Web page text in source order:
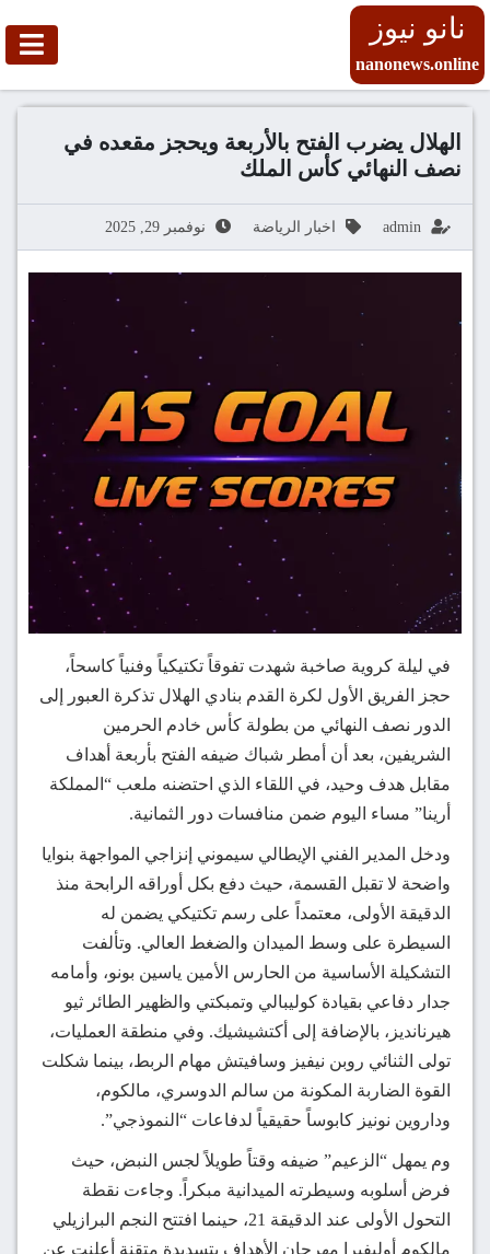
نانو نيوز
nanonews.online
الهلال يضرب الفتح بالأربعة ويحجز مقعده في
نصف النهائي كأس الملك
admin اخبار الرياضة نوفمبر 29, 2025
في ليلة كروية صاخبة شهدت تفوقاً تكتيكياً وفنياً كاسحاً،
حجز الفريق الأول لكرة القدم بنادي الهلال تذكرة العبور إلى
الدور نصف النهائي من بطولة كأس خادم الحرمين
الشريفين، بعد أن أمطر شباك ضيفه الفتح بأربعة أهداف
مقابل هدف وحيد، في اللقاء الذي احتضنه ملعب “المملكة
أرينا” مساء اليوم ضمن منافسات دور الثمانية.
ودخل المدير الفني الإيطالي سيموني إنزاجي المواجهة بنوايا
واضحة لا تقبل القسمة، حيث دفع بكل أوراقه الرابحة منذ
الدقيقة الأولى، معتمداً على رسم تكتيكي يضمن له
السيطرة على وسط الميدان والضغط العالي. وتألفت
التشكيلة الأساسية من الحارس الأمين ياسين بونو، وأمامه
جدار دفاعي بقيادة كوليبالي وتمبكتي والظهير الطائر ثيو
هيرنانديز، بالإضافة إلى أكتشيشيك. وفي منطقة العمليات،
تولى الثنائي روبن نيفيز وسافيتش مهام الربط، بينما شكلت
القوة الضاربة المكونة من سالم الدوسري، مالكوم،
وداروين نونيز كابوساً حقيقياً لدفاعات “النموذجي”.
وم يمهل “الزعيم” ضيفه وقتاً طويلاً لجس النبض، حيث
فرض أسلوبه وسيطرته الميدانية مبكراً. وجاءت نقطة
التحول الأولى عند الدقيقة 21، حينما افتتح النجم البرازيلي
مالكوم أوليفيرا مهرجان الأهداف بتسديدة متقنة أعلنت عن